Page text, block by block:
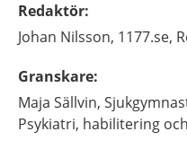
Redaktör:
Johan Nilsson, 1177.se,
Granskare:
Maja Sällvin,
Psykiatri, habilitering